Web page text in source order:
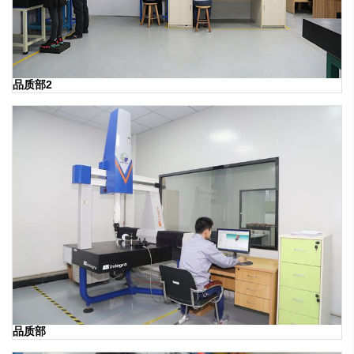
品质部2
品质部